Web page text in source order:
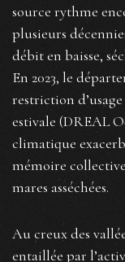
source rythme
plusieurs
débit en baisse,
En 2023, le
restriction
estivale (DREAL
climatique
mémoire
mares asséchées.
Au creux des
entaillée par